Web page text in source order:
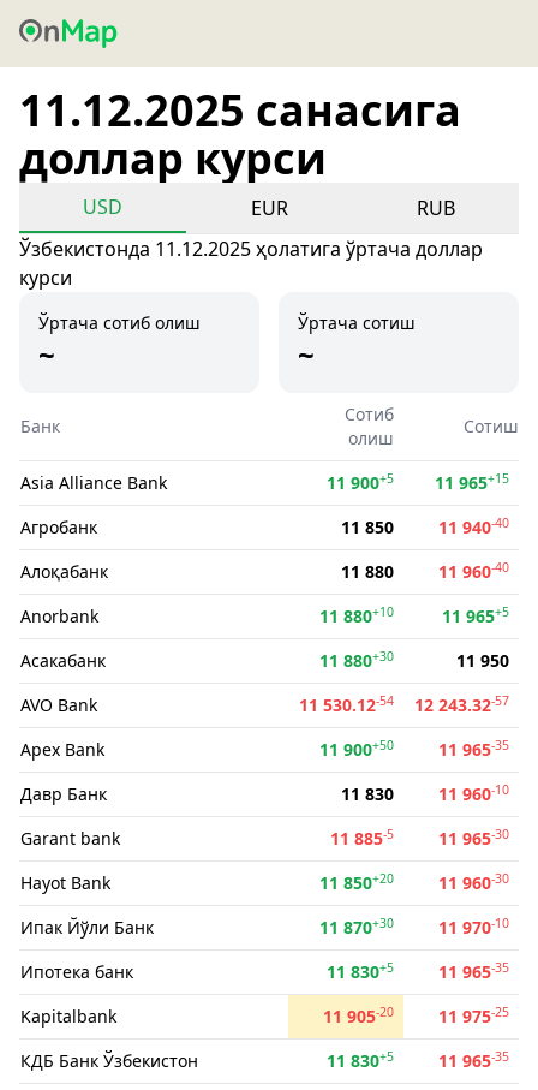
11.12.2025 санасига
доллар курси
USD EUR
RUB
Ўзбекистонда 11.12.2025 ҳолатига ўртача доллар
курси
Ўртача сотиб олиш
~
Ўртача сотиш
~
Банк
Сотиб
олиш
Сотиш
Asia Alliance Bank 11 900+5 11 965+15
Агробанк 11 850 11 940-40
Алоқабанк 11 880 11 960-40
Anorbank 11 880+10 11 965+5
Асакабанк 11 880+30
11 950
AVO Bank
11 530.12-54 12 243.32-57
Apex Bank 11 900+50 11 965-35
Давр Банк 11 830 11 960-10
Garant bank 11 885-5 11 965-30
Hayot Bank 11 850+20 11 960-30
Ипак Йўли Банк 11 870+30 11 970-10
Ипотека банк 11 830+5 11 965-35
Kapitalbank 11 905-20 11 975-25
КДБ Банк Ўзбекистон 11 830+5 11 965-35